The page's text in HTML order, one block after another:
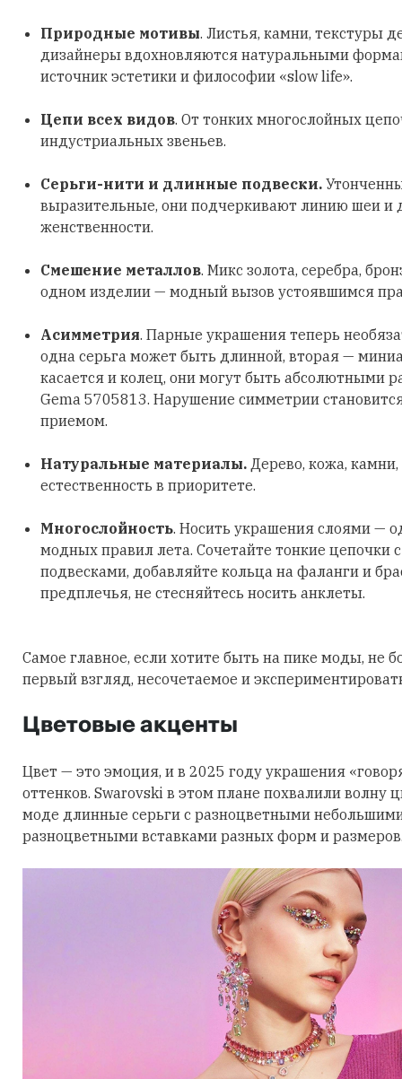
Природные мотивы. Листья, камни, текстуры
дизайнеры вдохновляются натуральными
источник эстетики и философии «slow life».
Цепи всех видов. От тонких многослойных
индустриальных звеньев.
Серьги-нити и длинные подвески.
выразительные, они подчеркивают линию шеи и
женственности.
Смешение металлов. Микс золота, серебра,
одном изделии — модный вызов устоявшимся
Асимметрия. Парные украшения теперь
одна серьга может быть длинной, вторая —
касается и колец, они могут быть абсолютными
Gema 5705813. Нарушение симметрии
приемом.
Натуральные материалы. Дерево, кожа,
естественность в приоритете.
Многослойность. Носить украшения слоями —
модных правил лета. Сочетайте тонкие цепочки
подвесками, добавляйте кольца на фаланги и
предплечья, не стесняйтесь носить анклеты.
Самое главное, если хотите быть на пике моды, не
первый взгляд, несочетаемое и
Цветовые акценты
Цвет — это эмоция, и в 2025 году украшения
оттенков. Swarovski в этом плане похвалили волну
моде длинные серьги с разноцветными
разноцветными вставками разных форм и